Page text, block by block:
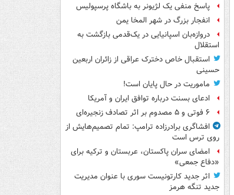
پاسخ منفی یک لژیونر به باشگاه پرسپولیس
انفجار بزرگ در شهر المخا یمن
دروازه‌بان اسپانیایی در یک‌قدمی بازگشت به
استقلال
استقبال خاص دخترک عراقی از زائران اربعین
حسینی
ماموریت در حال پایان است!
ادعای بسنت درباره توافق ایران و آمریکا
۶ فوتی و ۵ مصدوم بر اثر تصادف زنجیره‌ای
افشاگری برادرزاده ترامپ: تمام تصمیم‌هایش از
روی ترس است
امضای سران پاکستان، عربستان و ترکیه برای
«دفاع جمعی»
اثر جدید کارتونیست سوری با عنوان مدیریت
جدید تنگه هرمز